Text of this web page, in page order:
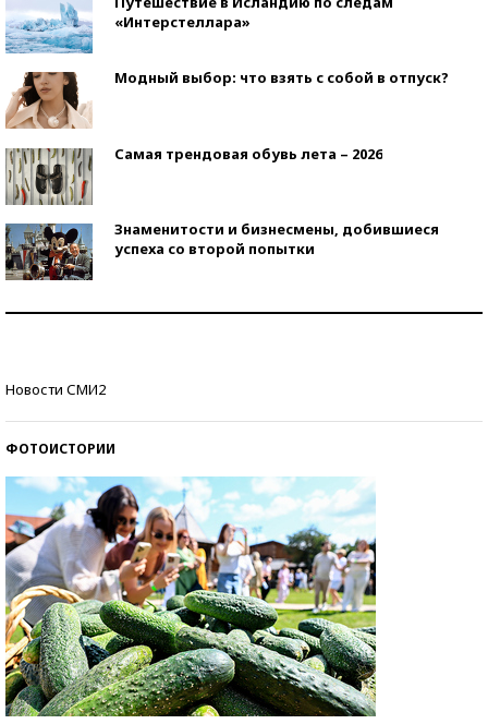
«Интерстеллара»
Модный выбор: что взять с собой в отпуск?
Самая трендовая обувь лета – 2026
Знаменитости и бизнесмены, добившиеся
успеха со второй попытки
Новости СМИ2
ФОТОИСТОРИИ